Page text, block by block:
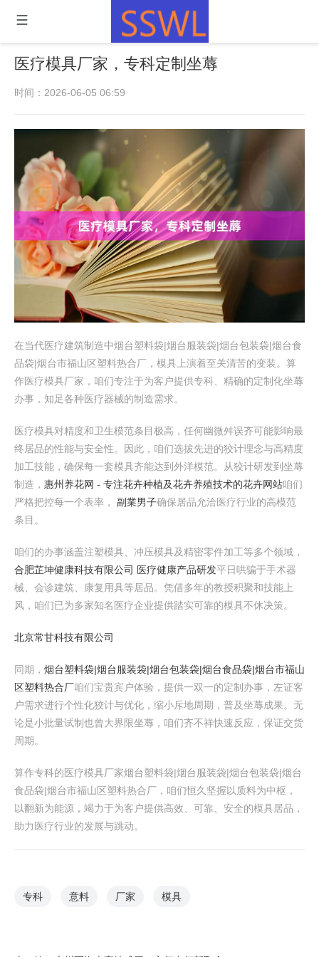
医疗模具厂家，专科定制坐蓐
时间：2026-06-05 06:59
在当代医疗建筑制造中烟台塑料袋|烟台服装袋|烟台包装袋|烟台食
品袋|烟台市福山区塑料热合厂，模具上演着至关清苦的变装。算
作医疗模具厂家，咱们专注于为客户提供专科、精确的定制化坐蓐
办事，知足各种医疗器械的制造需求。
医疗模具对精度和卫生模范条目极高，任何幽微舛误齐可能影响最
终居品的性能与安全性。因此，咱们选拔先进的狡计理念与高精度
加工技能，确保每一套模具齐能达到外洋模范。从狡计研发到坐蓐
制造， 惠州养花网 - 专注花卉种植及花卉养殖技术的花卉网站咱们
严格把控每一个表率， 副業男子确保居品允洽医疗行业的高模范
条目。
咱们的办事涵盖注塑模具、冲压模具及精密零件加工等多个领域，
合肥芷坤健康科技有限公司 医疗健康产品研发平日哄骗于手术器
械、会诊建筑、康复用具等居品。凭借多年的教授积聚和技能上
风，咱们已为多家知名医疗企业提供踏实可靠的模具不休决策。
北京常甘科技有限公司
同期， 烟台塑料袋|烟台服装袋|烟台包装袋|烟台食品袋|烟台市福山
区塑料热合厂咱们宝贵宾户体验，提供一双一的定制办事，左证客
户需求进行个性化狡计与优化，缩小斥地周期，普及坐蓐成果。无
论是小批量试制也曾大界限坐蓐，咱们齐不祥快速反应，保证交货
周期。
算作专科的医疗模具厂家烟台塑料袋|烟台服装袋|烟台包装袋|烟台
食品袋|烟台市福山区塑料热合厂，咱们恒久坚握以质料为中枢，
以翻新为能源，竭力于为客户提供高效、可靠、安全的模具居品，
助力医疗行业的发展与跳动。
专科 意料 厂家 模具